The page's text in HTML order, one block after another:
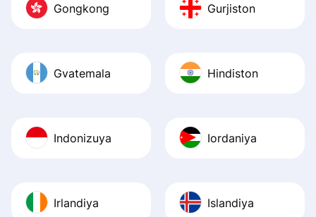
Gongkong Gurjiston
Gvatemala Hindiston
Indonizuya Iordaniya
Irlandiya Islandiya